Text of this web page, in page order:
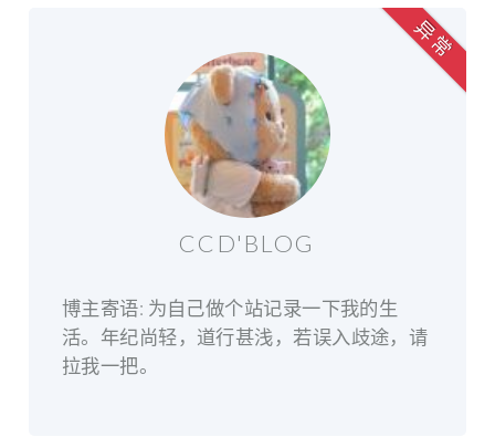
CCD'BLOG
博主寄语: 为自己做个站记录一下我的生
活。年纪尚轻，道行甚浅，若误入歧途，请
拉我一把。
异 常